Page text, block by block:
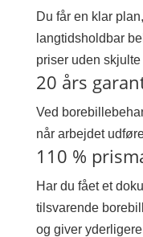
Du får en klar
langtidsholdbar
priser uden skjulte
20 års
Ved
når arbejdet
110 %
Har du fået et
tilsvarende
og giver yderligere